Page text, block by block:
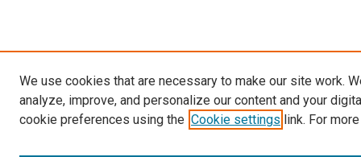
We use cookies that are necessary to make our site work.
analyze, improve, and personalize our content and your
cookie preferences using the Cookie settings link. For